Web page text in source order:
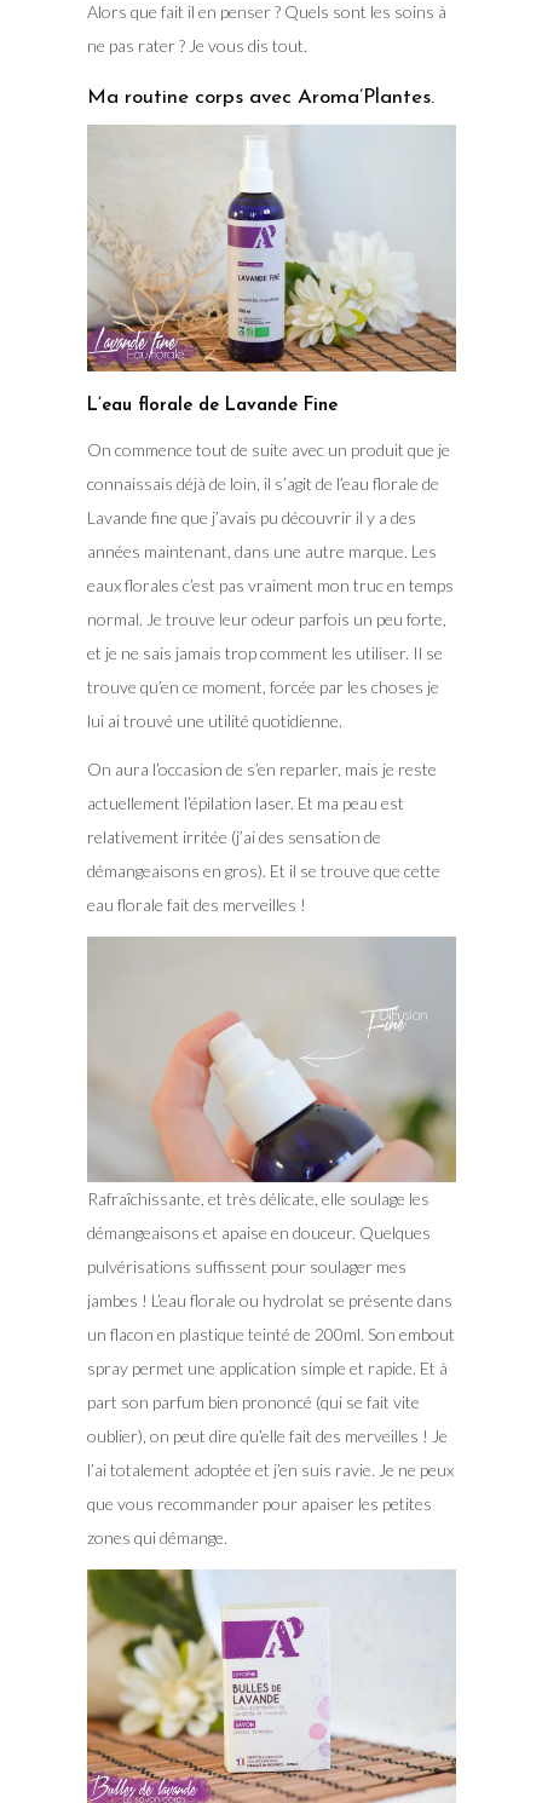
Alors que fait il en penser ? Quels sont les soins à
ne pas rater ? Je vous dis tout.
Ma routine corps avec Aroma’Plantes.
L’eau florale de Lavande Fine
On commence tout de suite avec un produit que je
connaissais déjà de loin, il s’agit de l’eau florale de
Lavande fine que j’avais pu découvrir il y a des
années maintenant, dans une autre marque. Les
eaux florales c’est pas vraiment mon truc en temps
normal. Je trouve leur odeur parfois un peu forte,
et je ne sais jamais trop comment les utiliser. Il se
trouve qu’en ce moment, forcée par les choses je
lui ai trouvé une utilité quotidienne.
On aura l’occasion de s’en reparler, mais je reste
actuellement l’épilation laser. Et ma peau est
relativement irritée (j’ai des sensation de
démangeaisons en gros). Et il se trouve que cette
eau florale fait des merveilles !
Rafraîchissante, et très délicate, elle soulage les
démangeaisons et apaise en douceur. Quelques
pulvérisations suffissent pour soulager mes
jambes ! L’eau florale ou hydrolat se présente dans
un flacon en plastique teinté de 200ml. Son embout
spray permet une application simple et rapide. Et à
part son parfum bien prononcé (qui se fait vite
oublier), on peut dire qu’elle fait des merveilles ! Je
l’ai totalement adoptée et j’en suis ravie. Je ne peux
que vous recommander pour apaiser les petites
zones qui démange.